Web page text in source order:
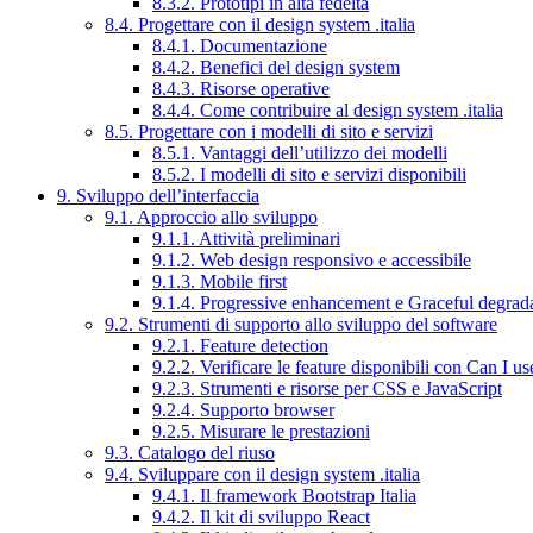
8.4. Progettare con il design system .italia
8.4.1. Documentazione
8.4.2. Benefici del design system
8.4.3. Risorse operative
8.4.4. Come contribuire al design system .italia
8.5. Progettare con i modelli di sito e servizi
8.5.1. Vantaggi dell’utilizzo dei modelli
8.5.2. I modelli di sito e servizi disponibili
9. Sviluppo dell’interfaccia
9.1. Approccio allo sviluppo
9.1.1. Attività preliminari
9.1.2. Web design responsivo e accessibile
9.1.3. Mobile first
9.1.4. Progressive enhancement e Graceful
9.2. Strumenti di supporto allo sviluppo del software
9.2.1. Feature detection
9.2.2. Verificare le feature disponibili con Can I
9.2.3. Strumenti e risorse per CSS e JavaScript
9.2.4. Supporto browser
9.2.5. Misurare le prestazioni
9.3. Catalogo del riuso
9.4. Sviluppare con il design system .italia
9.4.1. Il framework Bootstrap Italia
9.4.2. Il kit di sviluppo React